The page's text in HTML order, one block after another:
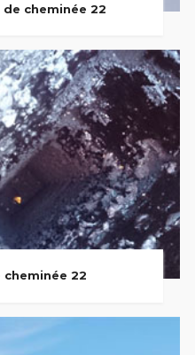
cheminée 22
22